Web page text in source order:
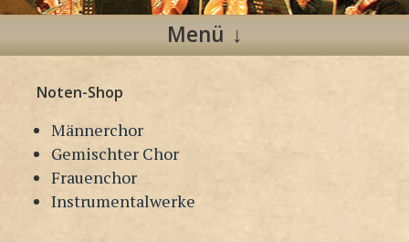
Menü
Inhalt
springen
Noten-Shop
Männerchor
Gemischter Chor
Frauenchor
Instrumentalwerke